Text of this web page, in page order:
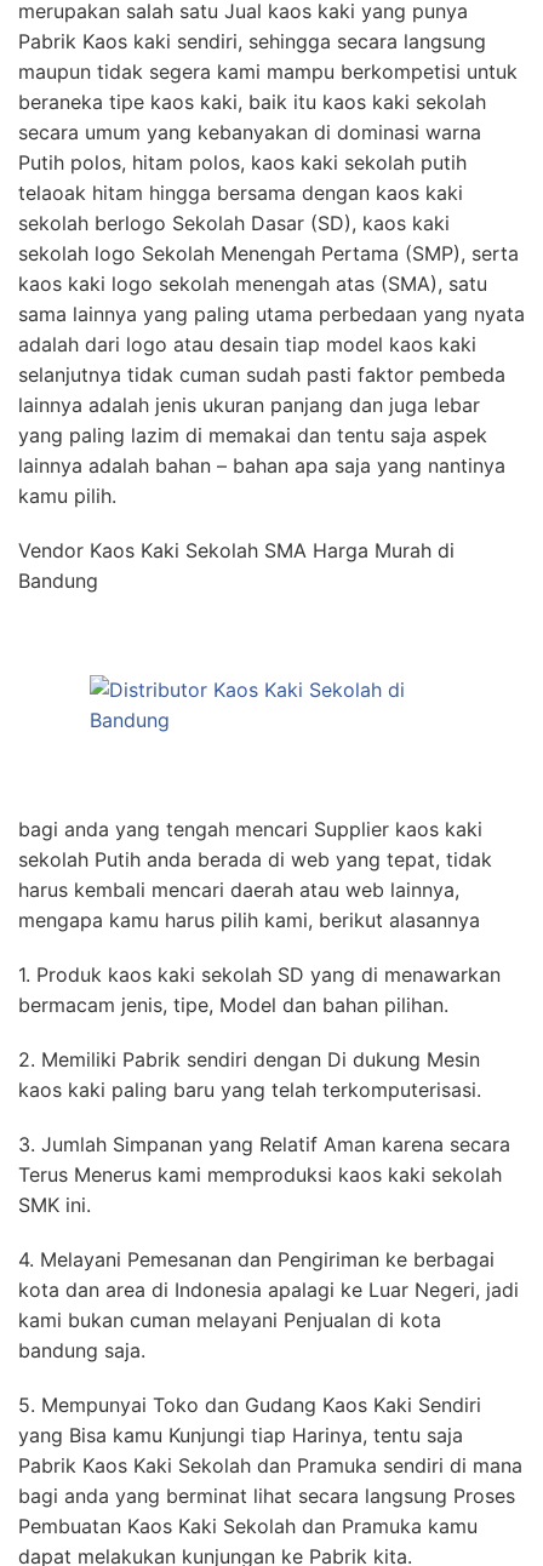
merupakan salah satu Jual kaos kaki yang punya
Pabrik Kaos kaki sendiri, sehingga secara langsung
maupun tidak segera kami mampu berkompetisi untuk
beraneka tipe kaos kaki, baik itu kaos kaki sekolah
secara umum yang kebanyakan di dominasi warna
Putih polos, hitam polos, kaos kaki sekolah putih
telaoak hitam hingga bersama dengan kaos kaki
sekolah berlogo Sekolah Dasar (SD), kaos kaki
sekolah logo Sekolah Menengah Pertama (SMP), serta
kaos kaki logo sekolah menengah atas (SMA), satu
sama lainnya yang paling utama perbedaan yang nyata
adalah dari logo atau desain tiap model kaos kaki
selanjutnya tidak cuman sudah pasti faktor pembeda
lainnya adalah jenis ukuran panjang dan juga lebar
yang paling lazim di memakai dan tentu saja aspek
lainnya adalah bahan – bahan apa saja yang nantinya
kamu pilih.
Vendor Kaos Kaki Sekolah SMA Harga Murah di
Bandung
bagi anda yang tengah mencari Supplier kaos kaki
sekolah Putih anda berada di web yang tepat, tidak
harus kembali mencari daerah atau web lainnya,
mengapa kamu harus pilih kami, berikut alasannya
1. Produk kaos kaki sekolah SD yang di menawarkan
bermacam jenis, tipe, Model dan bahan pilihan.
2. Memiliki Pabrik sendiri dengan Di dukung Mesin
kaos kaki paling baru yang telah terkomputerisasi.
3. Jumlah Simpanan yang Relatif Aman karena secara
Terus Menerus kami memproduksi kaos kaki sekolah
SMK ini.
4. Melayani Pemesanan dan Pengiriman ke berbagai
kota dan area di Indonesia apalagi ke Luar Negeri, jadi
kami bukan cuman melayani Penjualan di kota
bandung saja.
5. Mempunyai Toko dan Gudang Kaos Kaki Sendiri
yang Bisa kamu Kunjungi tiap Harinya, tentu saja
Pabrik Kaos Kaki Sekolah dan Pramuka sendiri di mana
bagi anda yang berminat lihat secara langsung Proses
Pembuatan Kaos Kaki Sekolah dan Pramuka kamu
dapat melakukan kunjungan ke Pabrik kita.